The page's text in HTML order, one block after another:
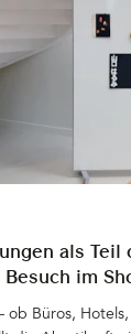
als Teil
im
ob Büros,